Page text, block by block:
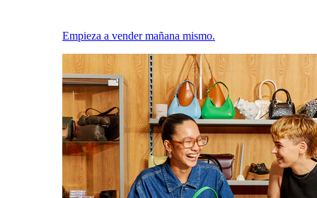
Empieza a vender mañana mismo.